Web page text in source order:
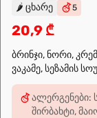
🌶️ ცხარე 5
20,9 ₾
ბრინჯი, ნორი,
ვაკამე, სეზამის
ალერგენები:
შირბახტი,